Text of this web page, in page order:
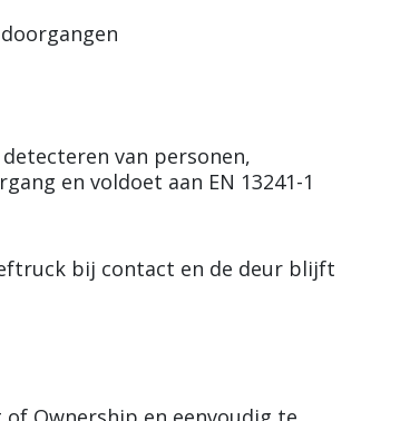
van personen,
en voldoet aan EN 13241-1
bij contact en de deur blijft